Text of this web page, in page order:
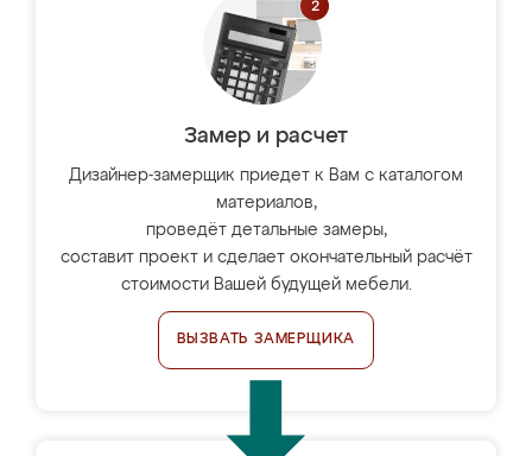
Замер и расчет
Дизайнер-замерщик приедет к Вам с каталогом
материалов,
проведёт детальные замеры,
составит проект и сделает окончательный расчёт
стоимости Вашей будущей мебели.
ВЫЗВАТЬ ЗАМЕРЩИКА